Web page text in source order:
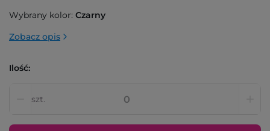
Wybrany kolor: Czarny
Zobacz opis
Ilość:
szt.